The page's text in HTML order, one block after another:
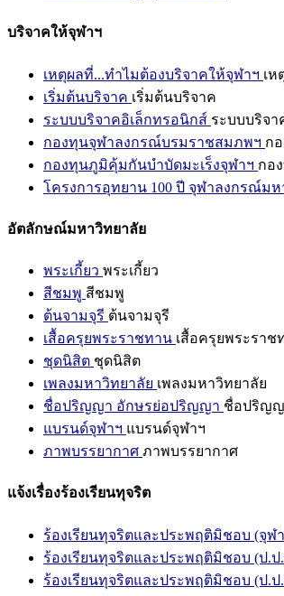
บริจาคให้จุฬาฯ
เหตุผลที่...ทำไมต้องบริจาคให้จุฬาฯ เห
เริ่มต้นบริจาค เริ่มต้นบริจาค
ระบบบริจาคอิเล็กทรอนิกส์ ระบบบริจ
กองทุนจุฬาลงกรณ์บรมราชสมภพฯ ก
กองทุนภูมิคุ้มกันบำบัดมะเร็งจุฬาฯ กอ
โครงการอุทยาน 100 ปี จุฬาลงกรณ์มห
อัตลักษณ์มหาวิทยาลัย
พระเกี้ยว พระเกี้ยว
สีชมพู สีชมพู
ต้นจามจุรี ต้นจามจุรี
เสื้อครุยพระราชทาน เสื้อครุยพระราช
ชุดนิสิต ชุดนิสิต
เพลงมหาวิทยาลัย เพลงมหาวิทยาลัย
ชื่อปริญญา อักษรย่อปริญญา ชื่อปริญ
แบรนด์จุฬาฯ แบรนด์จุฬาฯ
ภาพบรรยากาศ ภาพบรรยากาศ
แจ้งเรื่องร้องเรียนทุจริต
ร้องเรียนทุจริตและประพฤติมิชอบ (จุฬ
ร้องเรียนทุจริตและประพฤติมิชอบ (ป.ป
ร้องเรียนทุจริตและประพฤติมิชอบ (ป.ป